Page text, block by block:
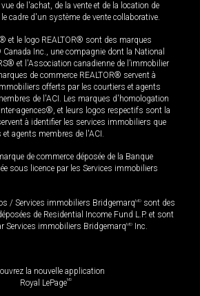
de l'achat, de la vente et de la location de
cadre d'un système de vente collaborative.
et le logo REALTOR® sont des marques
Canada Inc., une compagnie dont la National
et l'Association canadienne de l’immobilier
de commerce REALTOR® servent à
offerts par les courtiers et agents
de l'ACI. Les marques d'homologation
agences®, et leurs logos respectifs sont la
à identifier les services immobiliers que
agents membres de l'ACI.
de commerce déposée de la Banque
sous licence par les Services immobiliers
/ Services immobiliers BridgemarqMD sont des
de Residential Income Fund L.P. et sont
Services immobiliers BridgemarqMD Inc.
la nouvelle application
Royal LePageMD